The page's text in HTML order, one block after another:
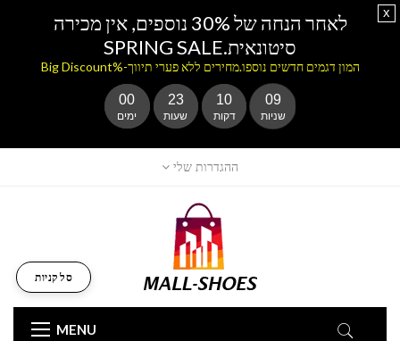
ההגדרות שלי
MENU
סל קניות
לאחר הנחה של 30% נוספים, אין מכירה
סיטונאית.SPRING SALE
המון דגמים חדשים נוספו.מחירים ללא פערי תיווך-%Big Discount
00
ימים
23
שעות
10
דקות
09
שניות
x